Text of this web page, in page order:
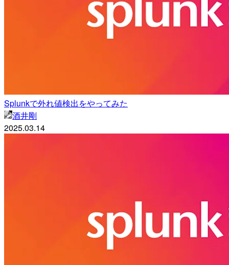
Splunkで外れ値検出をやってみた
酒井剛
2025.03.14